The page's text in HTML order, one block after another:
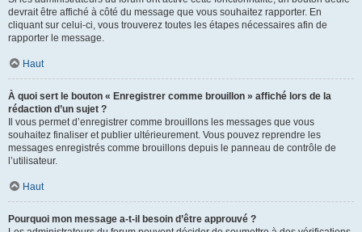
devrait être affiché à côté du message que vous souhaitez rapporter. En
cliquant sur celui-ci, vous trouverez toutes les étapes nécessaires afin de
rapporter le message.
Haut
À quoi sert le bouton « Enregistrer comme brouillon » affiché lors de la
rédaction d’un sujet ?
Il vous permet d’enregistrer comme brouillons les messages que vous
souhaitez finaliser et publier ultérieurement. Vous pouvez reprendre les
messages enregistrés comme brouillons depuis le panneau de contrôle de
l’utilisateur.
Haut
Pourquoi mon message a-t-il besoin d’être approuvé ?